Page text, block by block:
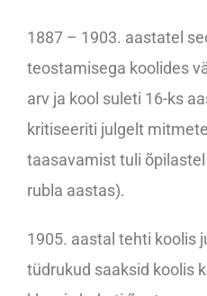
1887 – 1903. aastatel
teostamisega koolides
arv ja kool suleti 16-ks
kritiseeriti julgelt
taasavamist tuli
rubla aastas).
1905. aastal tehti koolis
tüdrukud saaksid koolis